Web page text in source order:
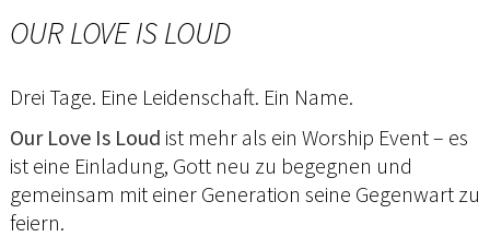
OUR LOVE IS LOUD
Drei Tage. Eine Leidenschaft. Ein Name.
Our Love Is Loud ist mehr als ein Worship Event – es
ist eine Einladung, Gott neu zu begegnen und
gemeinsam mit einer Generation seine Gegenwart zu
feiern.